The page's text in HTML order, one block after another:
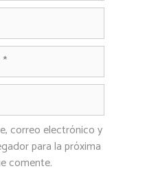
Correo
correo electrónico y
para la próxima
comente.